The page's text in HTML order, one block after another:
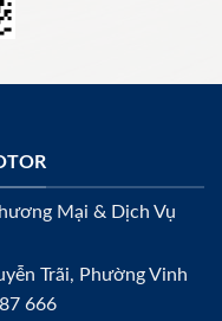
Mại & Dịch Vụ
Trãi, Phường Vinh
666